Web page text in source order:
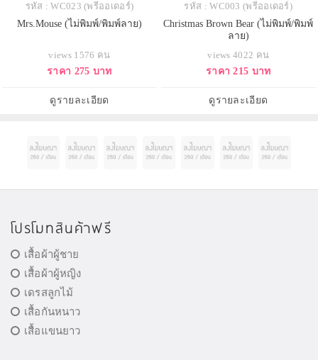
รหัส : WC023 (พรีออเดอร์)
Mrs.Mouse (ไม่พิมพ์/พิมพ์ลาย)
views 1576 คน
ราคา 275 บาท
ดูรายละเอียด
รหัส : WC003 (พรีออเดอร์)
Christmas Brown Bear (ไม่พิมพ์/พิมพ์
ลาย)
views 4022 คน
ราคา 215 บาท
ดูรายละเอียด
โปรโมทสินค้าฟรี
เสื้อผ้าผู้ชาย
เสื้อผ้าผู้หญิง
เดรสลูกไม้
เสื้อกันหนาว
เสื้อแขนยาว